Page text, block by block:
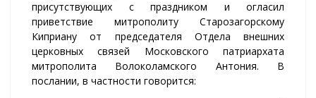
присутствующих с праздником и огласил
приветствие митрополиту Старозагорскому
Киприану от председателя Отдела внешних
церковных связей Московского патриархата
митрополита Волоколамского Антония. В
послании, в частности говорится: